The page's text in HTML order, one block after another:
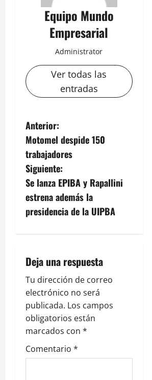
Equipo Mundo
Empresarial
Administrator
Ver todas las
entradas
N
a
v
e
g
c
i
ó
n
d
e
Anterior:
Motomel despide 150
trabajadores
Siguiente:
Se lanza EPIBA y Rapallini
estrena además la
presidencia de la UIPBA
Deja una respuesta
Tu dirección de correo
electrónico no será
publicada. Los campos
obligatorios están
marcados con *
Comentario *